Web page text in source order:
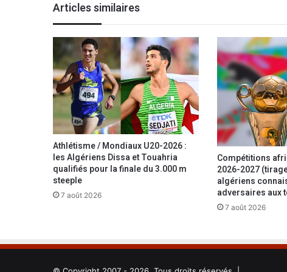
s
a
i
o
n
2
0
2
2
-
2
0
2
3
Articles similaires
Athlétisme / Mondiaux U20-2026 :
les Algériens Dissa et Touahria
qualifiés pour la finale du 3.000 m
steeple
7 août 2026
Compétitions
2026-2027
algériens
adversaires aux
7 août 2026